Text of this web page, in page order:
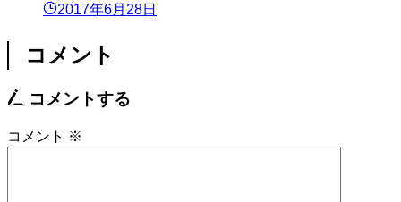
2017年6月28日
コメント
コメントする
コメント ※